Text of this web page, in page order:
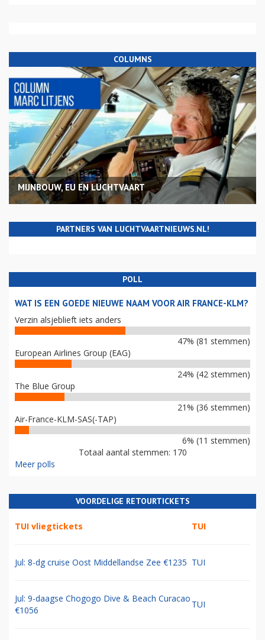
COLUMNS
MIJNBOUW, EU EN LUCHTVAART
PARTNERS VAN LUCHTVAARTNIEUWS.NL!
POLL
WAT IS EEN GOEDE NIEUWE NAAM VOOR AIR FRANCE-KLM?
Verzin alsjeblieft iets anders
47% (81 stemmen)
European Airlines Group (EAG)
24% (42 stemmen)
The Blue Group
21% (36 stemmen)
Air-France-KLM-SAS(-TAP)
6% (11 stemmen)
Totaal aantal stemmen: 170
Meer polls
VOORDELIGE RETOURTICKETS
TUI vliegtickets TUI
Jul: 8-dg cruise Oost Middellandse Zee €1235 TUI
Jul: 9-daagse Chogogo Dive & Beach Curacao
€1056
TUI